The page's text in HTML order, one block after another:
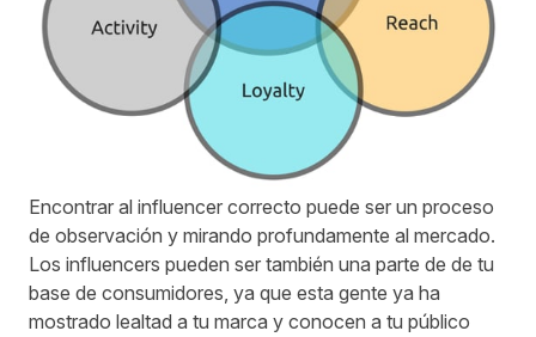
Encontrar al influencer correcto puede ser un proceso
de observación y mirando profundamente al mercado.
Los influencers pueden ser también una parte de de tu
base de consumidores, ya que esta gente ya ha
mostrado lealtad a tu marca y conocen a tu público